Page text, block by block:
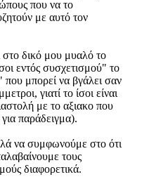
που να το
με αυτό τον
δικό μου μυαλό το
εντός συσχετισμού" το
μπορεί να βγάλει σαν
γιατί το ίσοι είναι
με το αξιακο που
παράδειγμα).
να συμφωνούμε στο ότι
τους
διαφορετικά.